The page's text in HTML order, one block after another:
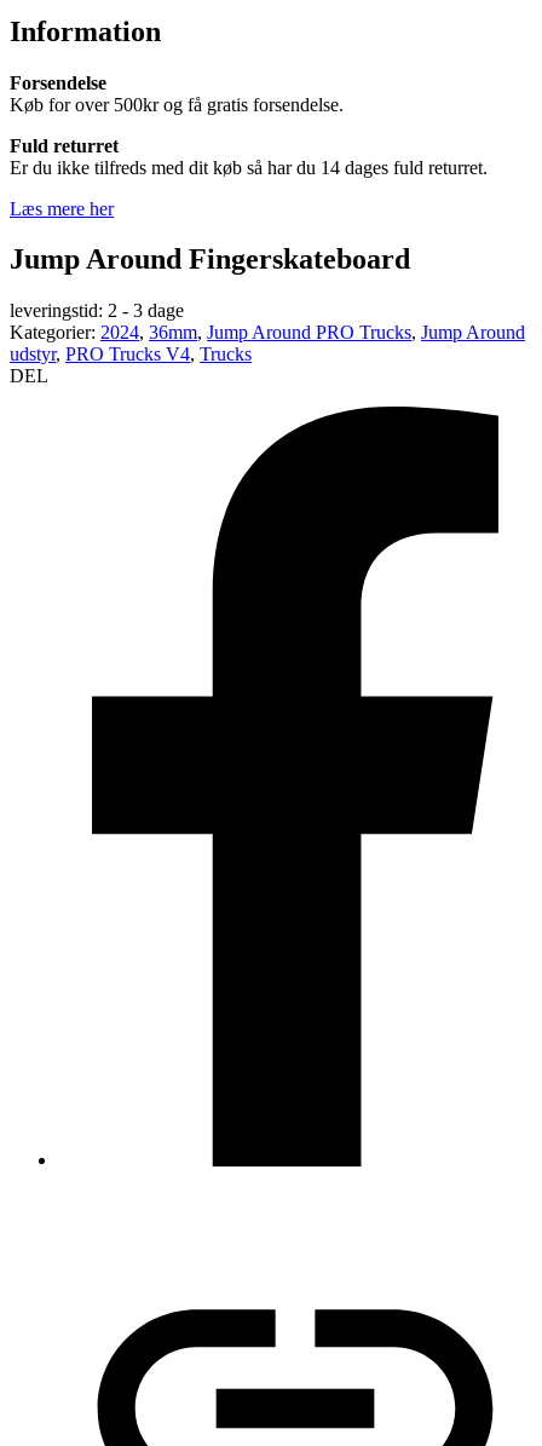
Information
Forsendelse
Køb for over 500kr og få gratis forsendelse.
Fuld returret
Er du ikke tilfreds med dit køb så har du 14 dages fuld returret.
Læs mere her
Jump Around Fingerskateboard
leveringstid: 2 - 3 dage
Kategorier: 2024, 36mm, Jump Around PRO Trucks, Jump Around
udstyr, PRO Trucks V4, Trucks
DEL